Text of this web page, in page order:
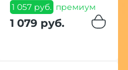
1 057 руб. премиум
1 079 руб.